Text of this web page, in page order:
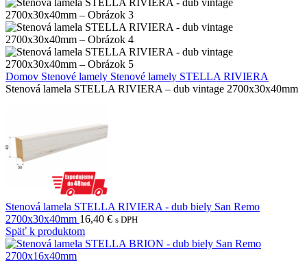
Domov Stenové lamely Stenové lamely STELLA RIVIERA
Stenová lamela STELLA RIVIERA – dub vintage 2700x30x40mm
Stenová lamela STELLA RIVIERA - dub biely San Remo
2700x30x40mm 16,40 € s DPH
Späť k produktom